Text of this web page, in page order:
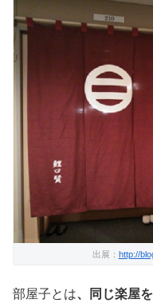
出展： http://
部屋子とは、同じ楽屋